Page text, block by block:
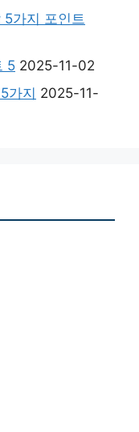
가지 포인트
5 2025-11-02
가지 2025-11-